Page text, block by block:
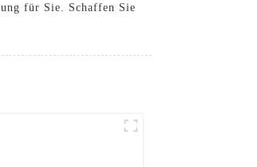
für Sie. Schaffen Sie